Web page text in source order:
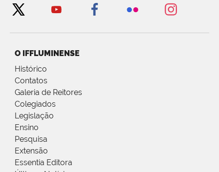
O IFFLUMINENSE
Histórico
Contatos
Galeria de Reitores
Colegiados
Legislação
Ensino
Pesquisa
Extensão
Essentia Editora